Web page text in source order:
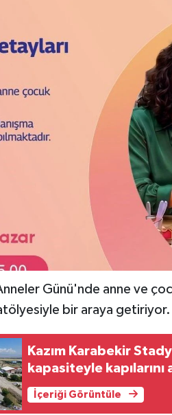
Günü'nde anne ve
bir araya getiriyor.
Kazım Karabekir
kapasiteyle kapılarını
İçeriği Görüntüle